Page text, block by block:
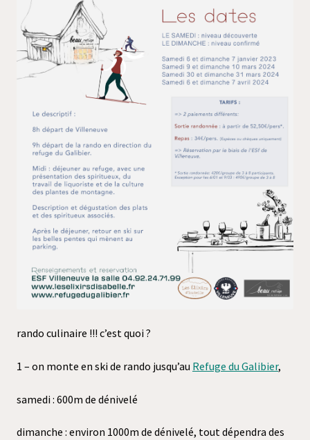
rando culinaire !!! c’est quoi ?
1 – on monte en ski de rando jusqu’au Refuge du Galibier,
samedi : 600m de dénivelé
dimanche : environ 1000m de dénivelé, tout dépendra des